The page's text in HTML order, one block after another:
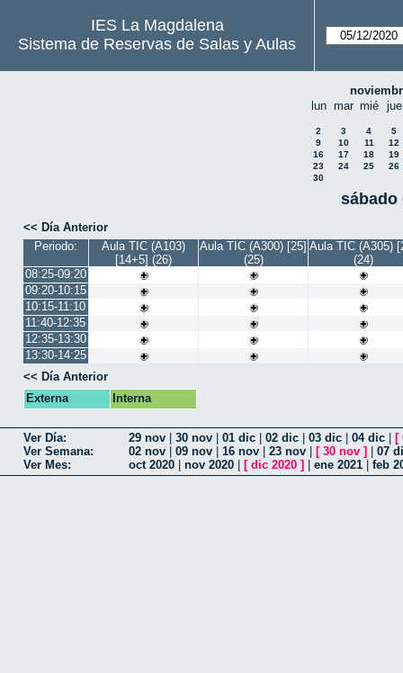
IES La Magdalena
Sistema de Reservas de Salas y Aulas
lun mar mié jue
2 3 4
5
9
10 11
12
16
17 18
19
23
24 25
26
30
sábado
<< Día Anterior
Periodo:
Aula TIC (A103)
[14+5] (26)
Aula TIC (A300) [25]
(25)
Aula TIC (A305)
(24)
08:25-09:20
09:20-10:15
10:15-11:10
11:40-12:35
12:35-13:30
13:30-14:25
<< Día Anterior
Externa
Interna
Ver Día: 29 nov 30 nov 01 dic 02 dic 03 dic 04 dic [
Ver Semana:
02 nov 09 nov 16 nov 23 nov [ 30 nov ]
07
Ver Mes:
oct 2020 nov 2020 [ dic 2020 ] ene 2021 feb